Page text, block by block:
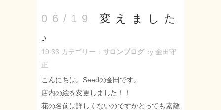
06/19
変えました
♪
19:33 カテゴリー： サロンブログ by 金田守
正
こんにちは。Seedの金田です。
店内の絵を変更しました！！
花の名前は詳しくないのですがとっても素敵